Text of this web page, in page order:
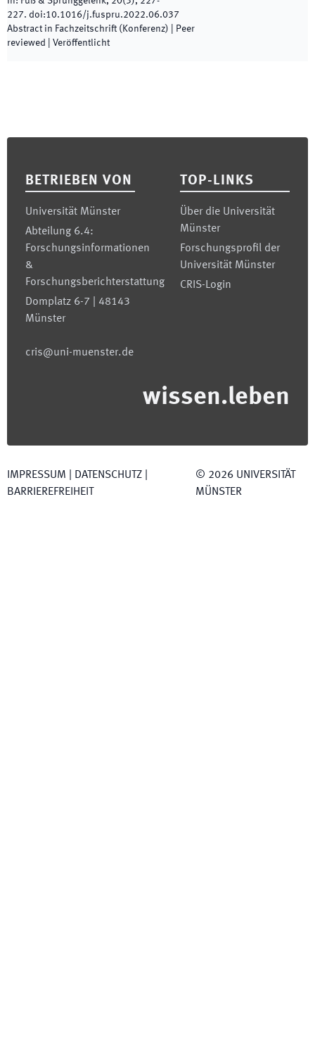
227. doi:10.1016/j.fuspru.2022.06.037
Abstract in Fachzeitschrift (Konferenz) | Peer
reviewed
Veröffentlicht
BETRIEBEN VON
Universität Münster
Abteilung 6.4:
Forschungsinformationen
&
Forschungsberichterstattung
Domplatz 6-7 | 48143
Münster
cris@uni-muenster.de
TOP-LINKS
Über die Universität
Münster
Forschungsprofil der
Universität Münster
CRIS-Login
wissen.leben
IMPRESSUM DATENSCHUTZ
BARRIEREFREIHEIT
© 2026 UNIVERSITÄT
MÜNSTER